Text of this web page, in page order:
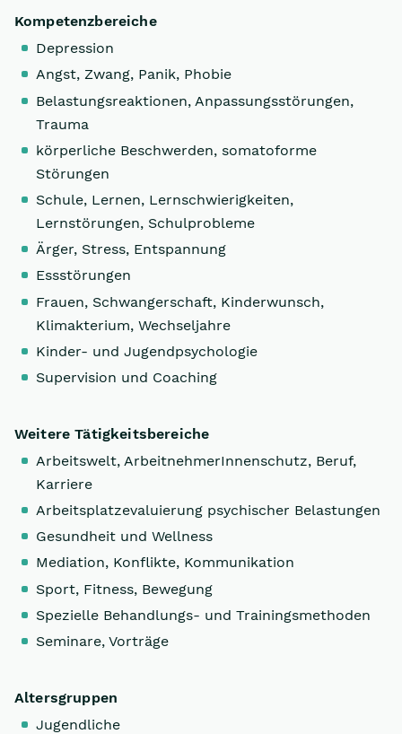
Kompetenzbereiche
Depression
Angst, Zwang, Panik, Phobie
Belastungsreaktionen, Anpassungsstörungen,
Trauma
körperliche Beschwerden, somatoforme
Störungen
Schule, Lernen, Lernschwierigkeiten,
Lernstörungen, Schulprobleme
Ärger, Stress, Entspannung
Essstörungen
Frauen, Schwangerschaft, Kinderwunsch,
Klimakterium, Wechseljahre
Kinder- und Jugendpsychologie
Supervision und Coaching
Weitere Tätigkeitsbereiche
Arbeitswelt, ArbeitnehmerInnenschutz, Beruf,
Karriere
Arbeitsplatzevaluierung psychischer Belastungen
Gesundheit und Wellness
Mediation, Konflikte, Kommunikation
Sport, Fitness, Bewegung
Spezielle Behandlungs- und Trainingsmethoden
Seminare, Vorträge
Altersgruppen
Jugendliche